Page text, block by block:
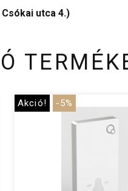
utca 4.)
Akció! -5%